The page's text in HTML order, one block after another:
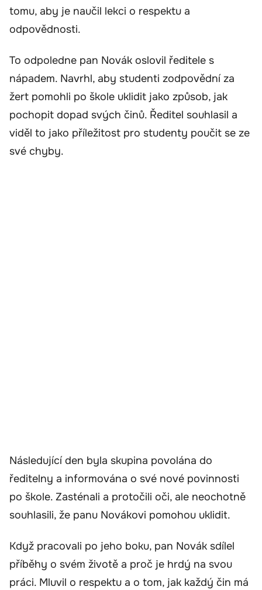
tomu, aby je naučil lekci o respektu a
odpovědnosti.
To odpoledne pan Novák oslovil ředitele s
nápadem. Navrhl, aby studenti zodpovědní za
žert pomohli po škole uklidit jako způsob, jak
pochopit dopad svých činů. Ředitel souhlasil a
viděl to jako příležitost pro studenty poučit se ze
své chyby.
Následující den byla skupina povolána do
ředitelny a informována o své nové povinnosti
po škole. Zasténali a protočili oči, ale neochotně
souhlasili, že panu Novákovi pomohou uklidit.
Když pracovali po jeho boku, pan Novák sdílel
příběhy o svém životě a proč je hrdý na svou
práci. Mluvil o respektu a o tom, jak každý čin má